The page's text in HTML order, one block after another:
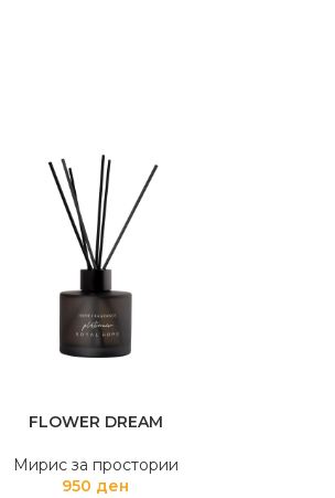
FLOWER DREAM
Мирис за простории
950 ден